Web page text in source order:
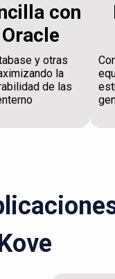
con
y otras
la
de las